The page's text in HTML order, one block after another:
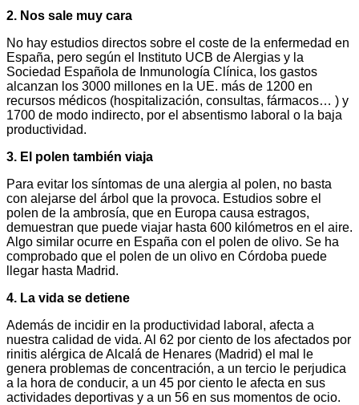
2. Nos sale muy cara
No hay estudios directos sobre el coste de la enfermedad en
España, pero según el Instituto UCB de Alergias y la
Sociedad Española de Inmunología Clínica, los gastos
alcanzan los 3000 millones en la UE. más de 1200 en
recursos médicos (hospitalización, consultas, fármacos… ) y
1700 de modo indirecto, por el absentismo laboral o la baja
productividad.
3. El polen también viaja
Para evitar los síntomas de una alergia al polen, no basta
con alejarse del árbol que la provoca. Estudios sobre el
polen de la ambrosía, que en Europa causa estragos,
demuestran que puede viajar hasta 600 kilómetros en el aire.
Algo similar ocurre en España con el polen de olivo. Se ha
comprobado que el polen de un olivo en Córdoba puede
llegar hasta Madrid.
4. La vida se detiene
Además de incidir en la productividad laboral, afecta a
nuestra calidad de vida. Al 62 por ciento de los afectados por
rinitis alérgica de Alcalá de Henares (Madrid) el mal le
genera problemas de concentración, a un tercio le perjudica
a la hora de conducir, a un 45 por ciento le afecta en sus
actividades deportivas y a un 56 en sus momentos de ocio.